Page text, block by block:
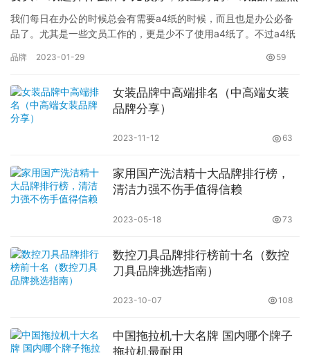
我们每日在办公的时候总会有需要a4纸的时候，而且也是办公必备
品了。尤其是一些文员工作的，更是少不了使用a4纸了。不过a4纸
品牌 2023-01-29 59
女装品牌中高端排名（中高端女装
品牌分享）
2023-11-12 63
家用国产洗洁精十大品牌排行榜，
清洁力强不伤手值得信赖
2023-05-18 73
数控刀具品牌排行榜前十名（数控
刀具品牌挑选指南）
2023-10-07 108
中国拖拉机十大名牌 国内哪个牌子
拖拉机最耐用